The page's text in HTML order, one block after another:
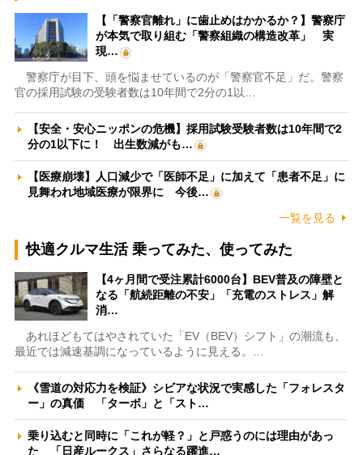
【「警察官離れ」に歯止めはかかるか？】警察庁
が本気で取り組む「警察組織の構造改革」 実
現…
警察庁が目下、頭を悩ませているのが「警察官不足」だ。警察
官の採用試験の受験者数は10年間で2分の1以…
【安全・安心ニッポンの危機】採用試験受験者数は10年間で2
分の1以下に！ 出生数減がも…
【医療崩壊】人口減少で「医師不足」に加えて「患者不足」に
見舞われ地域医療が限界に 今後…
一覧を見る
快適クルマ生活 乗ってみた、使ってみた
【4ヶ月間で受注累計6000台】BEV普及の障壁と
なる「航続距離の不安」「充電のストレス」解
消…
あれほどもてはやされていた「EV（BEV）シフト」の潮流も、
最近では減速基調になっているように見える。…
《雪道の対応力を検証》シビアな状況で実感した「フォレスタ
ー」の真価 「ターボ」と「スト…
乗り込むと同時に「これが軽？」と戸惑うのには理由があっ
た 「日産ルークス」さらなる躍進…